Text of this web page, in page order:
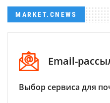
MARKET.CNEWS
Email-
Выбор сервиса для